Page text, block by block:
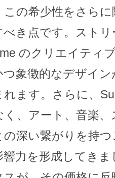
この希少性をさら
べき点です。スト
のクリエイティ
つ象徴的なデザイ
れます。さらに、
く、アート、音楽
の深い繋がりを持
響力を形成してき